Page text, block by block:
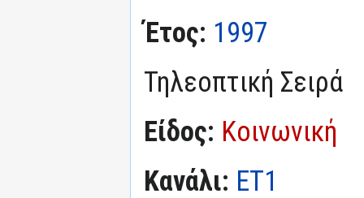
Έτος: 1997
Τηλεοπτική Σειρά
Είδος: Κοινωνική
Κανάλι: ΕΤ1